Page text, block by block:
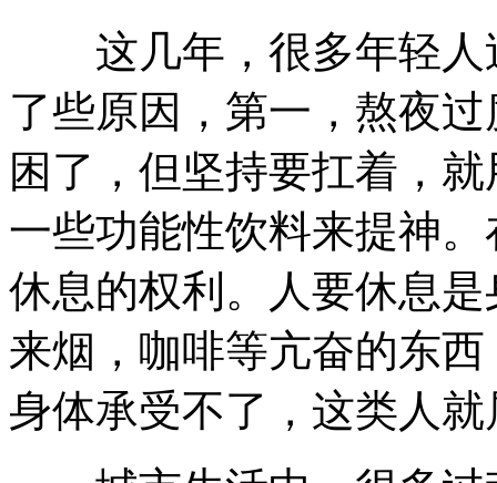
这几年，很多年轻人
了些原因，第一，熬夜
困了，但坚持要扛着，
一些功能性饮料来提神
休息的权利。人要休息
来烟，咖啡等亢奋的东
身体承受不了，这类人